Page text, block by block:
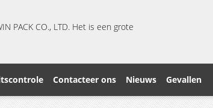
PACK CO., LTD. Het is een grote
Contacteer ons Nieuws Gevallen